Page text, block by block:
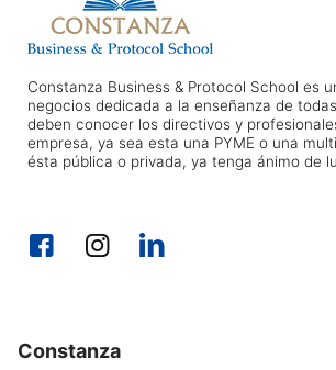
Constanza Business & Protocol School es
negocios dedicada a la enseñanza de
deben conocer los directivos y
empresa, ya sea esta una PYME o una
ésta pública o privada, ya tenga ánimo de
Constanza